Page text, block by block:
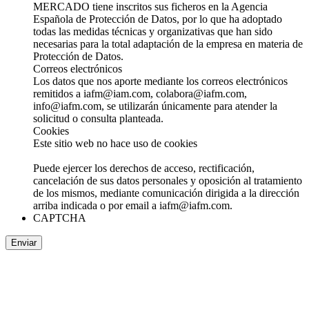
MERCADO tiene inscritos sus ficheros en la Agencia
Española de Protección de Datos, por lo que ha adoptado
todas las medidas técnicas y organizativas que han sido
necesarias para la total adaptación de la empresa en materia de
Protección de Datos.
Correos electrónicos
Los datos que nos aporte mediante los correos electrónicos
remitidos a iafm@iam.com, colabora@iafm.com,
info@iafm.com, se utilizarán únicamente para atender la
solicitud o consulta planteada.
Cookies
Este sitio web no hace uso de cookies
Puede ejercer los derechos de acceso, rectificación,
cancelación de sus datos personales y oposición al tratamiento
de los mismos, mediante comunicación dirigida a la dirección
arriba indicada o por email a iafm@iafm.com.
CAPTCHA